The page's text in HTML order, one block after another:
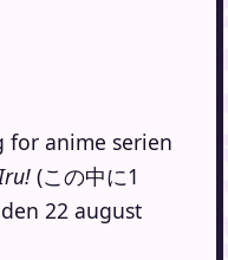
for anime serien
(この中に1
den 22 august